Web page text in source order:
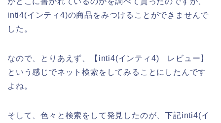
inti4(インティ4)の商品をみつけることができませんで
した。
なので、とりあえず、【inti4(インティ4) レビュー】
という感じでネット検索をしてみることにしたんです
よね。
そして、色々と検索をして発見したのが、下記inti4(イ